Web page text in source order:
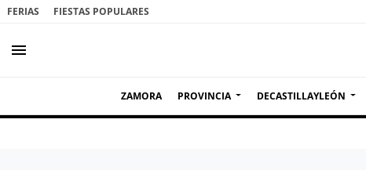
FERIAS FIESTAS POPULARES
menu
ZAMORA PROVINCIA DECASTILLAYLEÓN